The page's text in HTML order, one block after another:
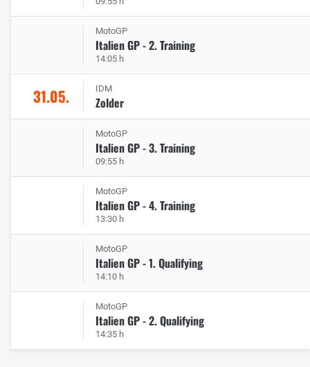
MotoGP
Italien GP - 2. Training
14:05 h
31.05. IDM
Zolder
MotoGP
Italien GP - 3. Training
09:55 h
MotoGP
Italien GP - 4. Training
13:30 h
MotoGP
Italien GP - 1. Qualifying
14:10 h
MotoGP
Italien GP - 2. Qualifying
14:35 h